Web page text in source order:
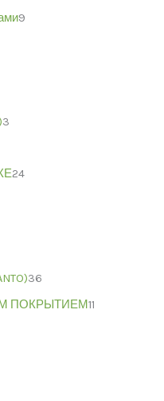
9
3
24
36
ПОКРЫТИЕМ11